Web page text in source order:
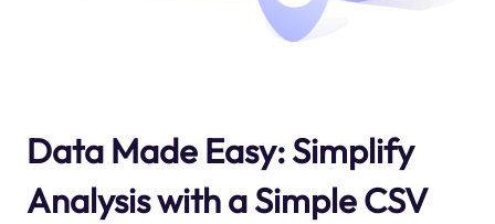
Data Made Easy: Simplify
Analysis with a Simple CSV